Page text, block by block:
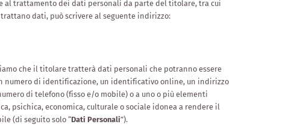
al trattamento dei dati personali da parte del titolare, tra cui
dati, può scrivere al seguente indirizzo:
che il titolare tratterà dati personali che potranno essere
numero di identificazione, un identificativo online, un indirizzo
di telefono (fisso e/o mobile) o a uno o più elementi
psichica, economica, culturale o sociale idonea a rendere il
(di seguito solo “Dati Personali”).